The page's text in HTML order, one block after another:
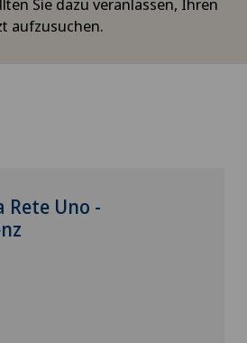
Halswirbelsäule –
Lendenwirbelsäule (LWS)
aufzusuchen.
Rete Uno -